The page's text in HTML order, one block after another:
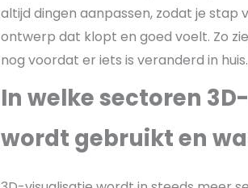
altijd dingen aanpassen, zodat je
ontwerp dat klopt en goed voelt. Zo
nog voordat er iets is veranderd in huis.
In welke sectoren
wordt gebruikt en